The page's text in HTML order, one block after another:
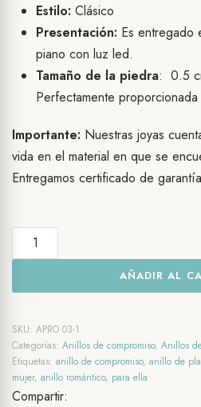
Estilo: Clásico
Presentación: Es entregado
piano con luz led.
Tamaño de la piedra: 0.5
Perfectamente
Importante: Nuestras joyas
vida en el material en que se
Entregamos certificado de
Anillo
de
cantidad
AÑADIR AL
SKU: APRO 03-1
Categorías: Anillos de compromiso, Anillos
Etiquetas: anillo de compromiso, anillo de
mujer, anillo romántico, para ella
Compartir: